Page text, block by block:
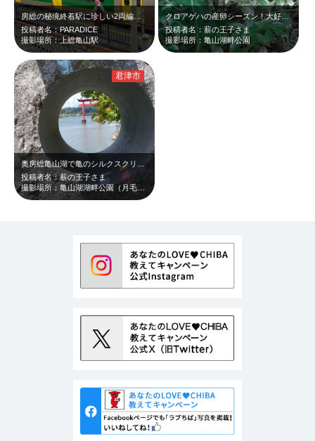
房総の秘境終着駅に珍しい2両編成。紅葉シーズンは増便されている、
投稿者名：PARADICE
撮影場所：上総亀山駅
クロアゲハの産卵シーズン！大好きな蝶で自然の生命力を感じました！！
投稿者名：薪の王子さま
撮影場所：亀山湖畔公園
投稿者名：薪の王子さま
撮影場所：亀山湖湖畔公園（月毛地区）
君津市